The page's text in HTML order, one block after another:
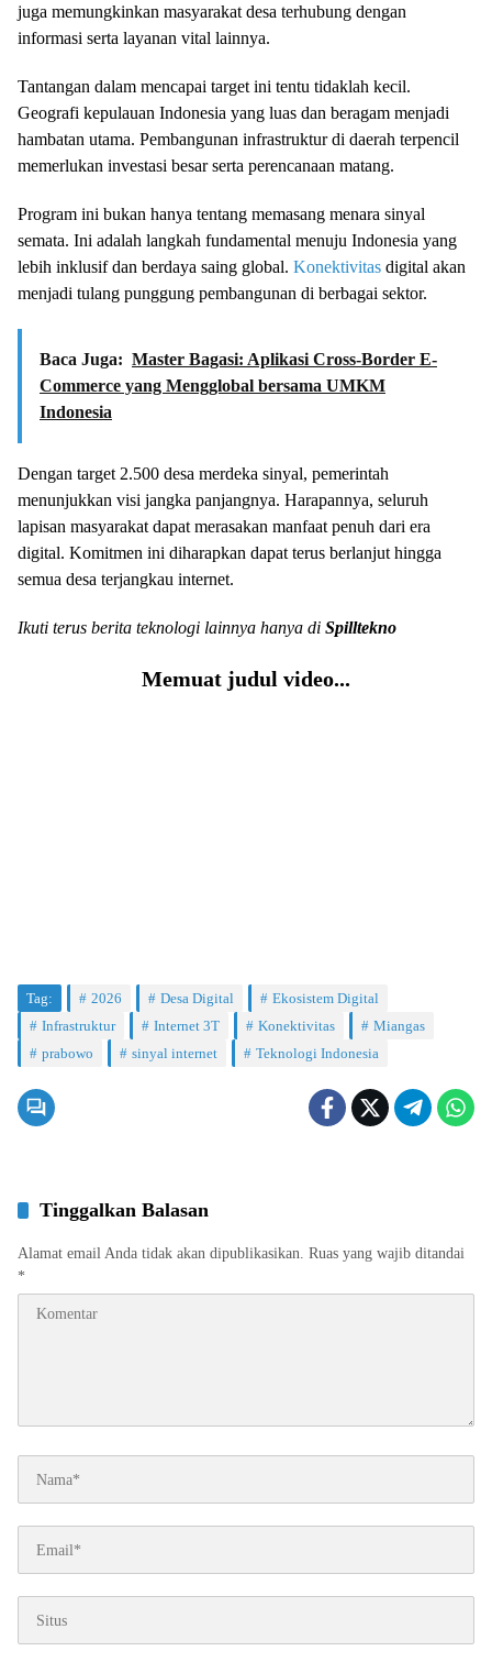
juga memungkinkan masyarakat desa terhubung dengan
informasi serta layanan vital lainnya.
Tantangan dalam mencapai target ini tentu tidaklah kecil.
Geografi kepulauan Indonesia yang luas dan beragam menjadi
hambatan utama. Pembangunan infrastruktur di daerah terpencil
memerlukan investasi besar serta perencanaan matang.
Program ini bukan hanya tentang memasang menara sinyal
semata. Ini adalah langkah fundamental menuju Indonesia yang
lebih inklusif dan berdaya saing global. Konektivitas digital akan
menjadi tulang punggung pembangunan di berbagai sektor.
Baca Juga: Master Bagasi: Aplikasi Cross-Border E-
Commerce yang Mengglobal bersama UMKM
Indonesia
Dengan target 2.500 desa merdeka sinyal, pemerintah
menunjukkan visi jangka panjangnya. Harapannya, seluruh
lapisan masyarakat dapat merasakan manfaat penuh dari era
digital. Komitmen ini diharapkan dapat terus berlanjut hingga
semua desa terjangkau internet.
Ikuti terus berita teknologi lainnya hanya di Spilltekno
Memuat judul video...
Tag: 2026 Desa Digital
Ekosistem Digital
Infrastruktur
Internet 3T Konektivitas
Miangas
prabowo
sinyal internet Teknologi Indonesia
Tinggalkan Balasan
Alamat email Anda tidak akan dipublikasikan. Ruas yang wajib ditandai
*